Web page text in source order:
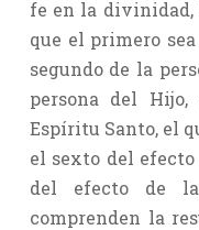
fe en la
que el primero
segundo de la
persona del
Espíritu Santo, el
el sexto del
del efecto de
comprenden la